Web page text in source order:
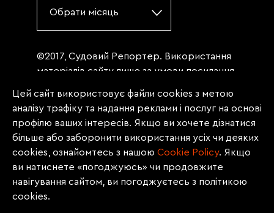
Обрати місяць
©2017, Судовий Репортер. Використання
матеріалів сайту лише за умови посилання
«Судовий репортер» не нижче третього
абзацу. Матеріали, щодо яких міститься
заборона на повну републікацію
(передрук, копіювання, відтворення або
інше використання), заборонено
передруковувати без згоди редакції.
Матеріали з позначкою PROMOTED, ЗА
Цей сайт використовує файли cookies з метою
аналізу трафіку та надання реклами і послуг на основі
профілю ваших інтересів. Якщо ви хочете дізнатися
більше або заборонити використання усіх чи деяких
cookies, ознайомтесь з нашою Сookie Policy. Якщо
ви натиснете «погоджуюсь» чи продовжите
навігування сайтом, ви погоджуєтесь з політикою
cookies.